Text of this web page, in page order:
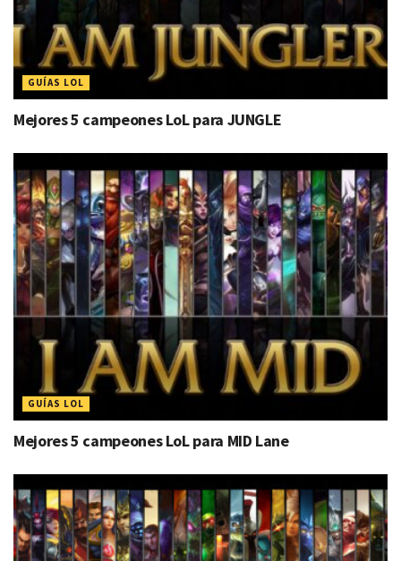
GUÍAS LOL
Mejores 5 campeones LoL para JUNGLE
GUÍAS LOL
Mejores 5 campeones LoL para MID Lane